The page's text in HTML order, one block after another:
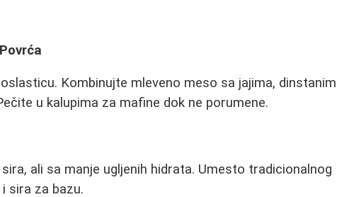
Kombinujte mleveno meso sa jajima, dinstanim
u kalupima za mafine dok ne porumene.
ali sa manje ugljenih hidrata. Umesto tradicionalnog
sira za bazu.